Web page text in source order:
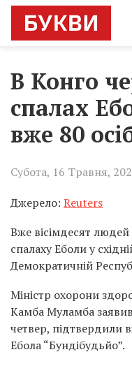
В Конго
спалах
вже 80
Субота, 16 Травня,
Джерело: Reuters
Вже вісімдесят
спалаху Еболи у
Демократичній
Міністр охорони
Камба Муламба
четвер, підтвердили
Ебола “Бундібудьйо”.